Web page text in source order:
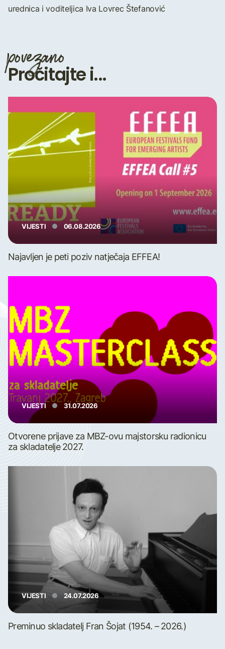
urednica i voditeljica Iva Lovrec Štefanović
povezano
Pročitajte i...
VIJESTI 06.08.2026
Najavljen je peti poziv natječaja EFFEA!
VIJESTI 31.07.2026
Otvorene prijave za MBZ-ovu majstorsku radionicu
za skladatelje 2027.
VIJESTI 24.07.2026
Preminuo skladatelj Fran Šojat (1954. – 2026.)